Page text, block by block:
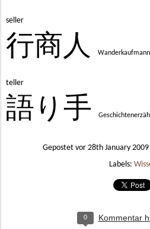
seller
行商人 Wanderkaufmann
teller
語り手
Gepostet vor 28th January 2009
Labels:
0 Kommentar